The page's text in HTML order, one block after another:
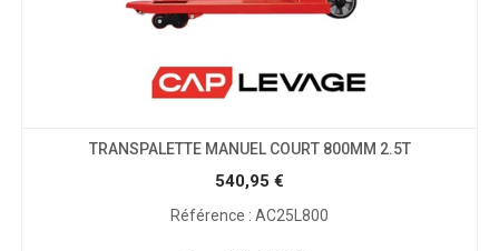
TRANSPALETTE MANUEL COURT 800MM 2.5T
540,95 €
Référence : AC25L800